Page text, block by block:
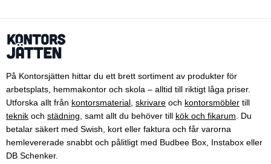
På Kontorsjätten hittar du ett brett sortiment av produkter för
arbetsplats, hemmakontor och skola – alltid till riktigt låga priser.
Utforska allt från kontorsmaterial skrivare och kontorsmöbler till
teknik och städning , samt allt du behöver till kök och fikarum . Du
betalar säkert med Swish, kort eller faktura och får varorna
hemlevererade snabbt och pålitligt med Budbee Box, Instabox eller
DB Schenker.